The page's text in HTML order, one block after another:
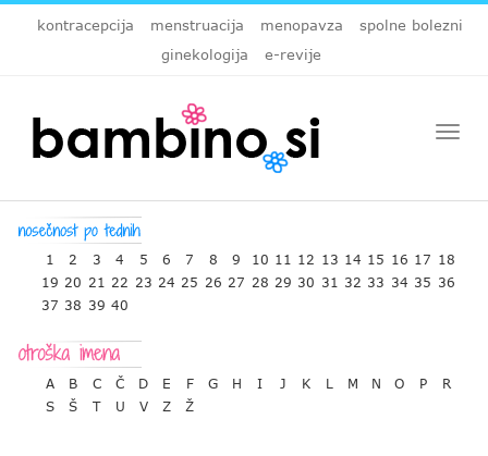
kontracepcija menstruacija menopavza
spolne bolezni
ginekologija
e-revije
1 2 3 4 5 6 7 8 9 10 11 12 13 14 15 16 17 18
19 20 21 22 23 24 25 26 27 28 29 30 31 32 33 34 35 36
37 38 39 40
A B C Č D E F G H I J K L M N O P
R
S
Š T U V Z Ž